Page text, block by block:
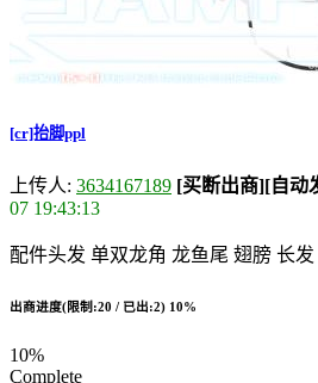
[cr]抬脚ppl
上传人: 3634167189 [买断出商][自动
07 19:43:13
配件头发 单双龙角 龙鱼尾 翅膀 长
出商进度(限制:20 / 已出:2) 10%
10%
Complete